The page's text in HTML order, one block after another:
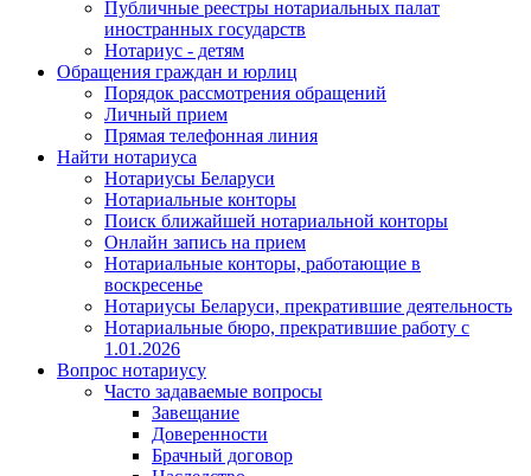
Публичные реестры нотариальных палат
иностранных государств
Нотариус - детям
Обращения граждан и юрлиц
Порядок рассмотрения обращений
Личный прием
Прямая телефонная линия
Найти нотариуса
Нотариусы Беларуси
Нотариальные конторы
Поиск ближайшей нотариальной конторы
Онлайн запись на прием
Нотариальные конторы, работающие в
воскресенье
Нотариусы Беларуси, прекратившие деятельность
Нотариальные бюро, прекратившие работу с
1.01.2026
Вопрос нотариусу
Часто задаваемые вопросы
Завещание
Доверенности
Брачный договор